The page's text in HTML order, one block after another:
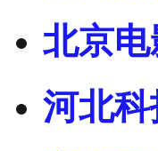
北京
河北